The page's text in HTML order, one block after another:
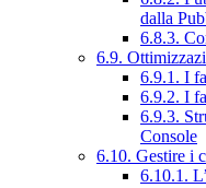
dalla
6.8.3.
6.9.
6.9.1. I
6.9.2. I
6.9.3.
Console
6.10. Gestire i
6.10.1.